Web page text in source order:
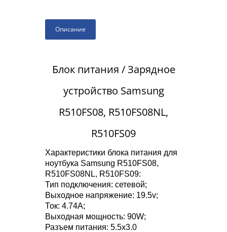
Описание
Блок питания / Зарядное
устройство Samsung
R510FS08, R510FS08NL,
R510FS09
Характеристики блока питания для
ноутбука Samsung R510FS08,
R510FS08NL, R510FS09:
Тип подключения: сетевой;
Выходное напряжение: 19.5v;
Ток: 4.74A;
Выходная мощность: 90W;
Разъем питания: 5.5x3.0